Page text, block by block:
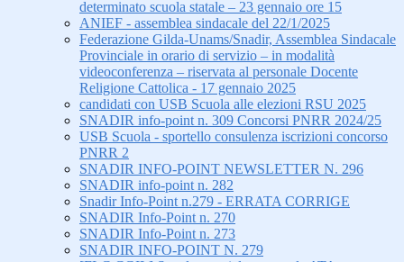
determinato scuola statale – 23 gennaio ore 15
ANIEF - assemblea sindacale del 22/1/2025
Federazione Gilda-Unams/Snadir, Assemblea Sindacale
Provinciale in orario di servizio – in modalità
videoconferenza – riservata al personale Docente
Religione Cattolica - 17 gennaio 2025
candidati con USB Scuola alle elezioni RSU 2025
SNADIR info-point n. 309 Concorsi PNRR 2024/25
USB Scuola - sportello consulenza iscrizioni concorso
PNRR 2
SNADIR INFO-POINT NEWSLETTER N. 296
SNADIR info-point n. 282
Snadir Info-Point n.279 - ERRATA CORRIGE
SNADIR Info-Point n. 270
SNADIR Info-Point n. 273
SNADIR INFO-POINT N. 279